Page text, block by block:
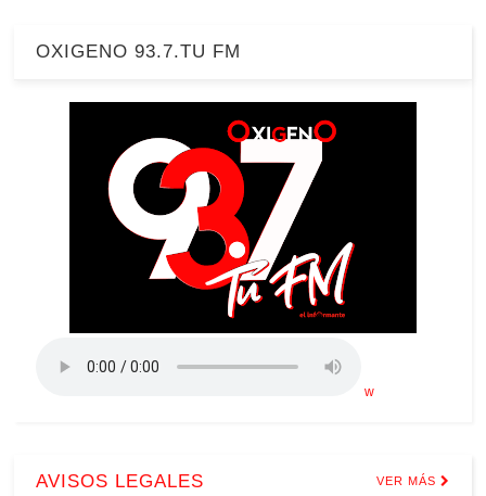
OXIGENO 93.7.TU FM
w
AVISOS LEGALES VER MÁS